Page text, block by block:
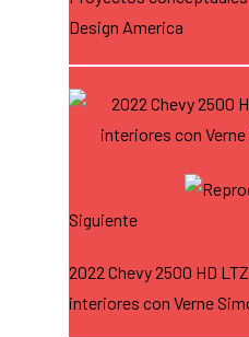
Design America
Siguiente
2022 Chevy 2500 HD
interiores con Verne